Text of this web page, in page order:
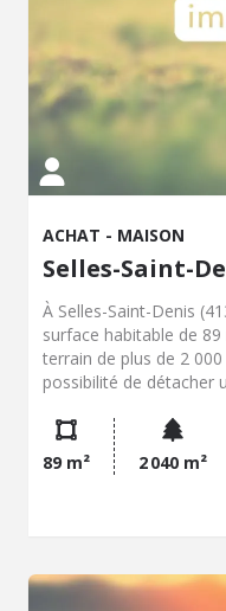
ACHAT - MAISON
Selles-Saint-
À Selles-Saint-Denis
surface habitable de
terrain de plus de 2
possibilité de détacher
Elle offre une entrée,
deux chambres dont
et salle d'eau. Le sous-
compartimenté,
atout exceptionnel : un
accessibilité optimaux.
89 m² 2 040 m²